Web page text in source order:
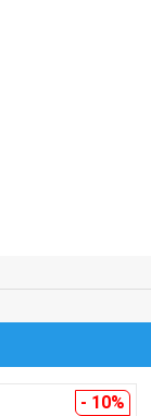
- 10%